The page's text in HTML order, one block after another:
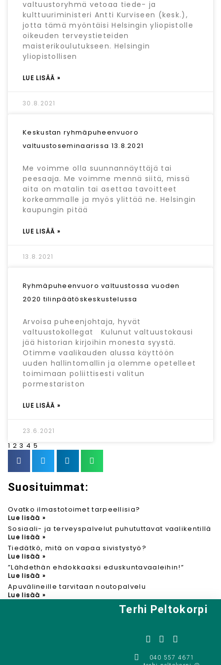
valtuustoryhmä vetoaa tiede- ja
kulttuuriministeri Antti Kurviseen (kesk.),
jotta tämä myöntäisi Helsingin yliopistolle
oikeuden terveystieteiden
maisterikoulutukseen. Helsingin
yliopistollisen
LUE LISÄÄ »
30.8.2021
Keskustan ryhmäpuheenvuoro
valtuustoseminaarissa 13.8.2021
Me voimme olla suunnannäyttäjä tai
peesaaja. Me voimme mennä siitä, missä
aita on matalin tai asettaa tavoitteet
korkeammalle ja myös ylittää ne. Helsingin
kaupungin pitää
LUE LISÄÄ »
13.8.2021
Ryhmäpuheenvuoro valtuustossa vuoden
2020 tilinpäätöskeskustelussa
Arvoisa puheenjohtaja, hyvät
valtuustokollegat Kulunut valtuustokausi
jää historian kirjoihin monesta syystä.
Otimme vaalikauden alussa käyttöön
uuden hallintomallin ja olemme opetelleet
toimimaan poliittisesti valitun
pormestariston
LUE LISÄÄ »
23.6.2021
1 2 3 4 5
Suosituimmat:
Ovatko ilmastotoimet tarpeellisia?
Lue lisää »
Sosiaali- ja terveyspalvelut puhututtavat vaalikentillä
Lue lisää »
Tiedätkö, mitä on vapaa sivistystyö?
Lue lisää »
”Lähdethän ehdokkaaksi eduskuntavaaleihin!”
Lue lisää »
Apuvälineille tarvitaan noutopalvelu
Lue lisää »
Terhi Peltokorpi
040 557 4671